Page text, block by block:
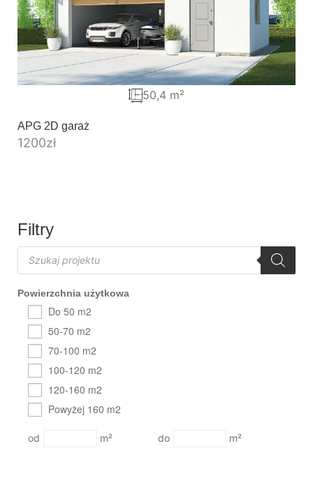
Filtry
Powierzchnia użytkowa
Do 50 m2
50-70 m2
70-100 m2
100-120 m2
120-160 m2
Powyżej 160 m2
m² m²
APG 2D garaż
1200zł
50,4 m²